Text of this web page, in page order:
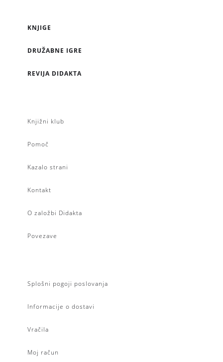
KNJIGE
DRUŽABNE IGRE
REVIJA DIDAKTA
Knjižni klub
Pomoč
Kazalo strani
Kontakt
O založbi Didakta
Povezave
Splošni pogoji poslovanja
Informacije o dostavi
Vračila
Moj račun